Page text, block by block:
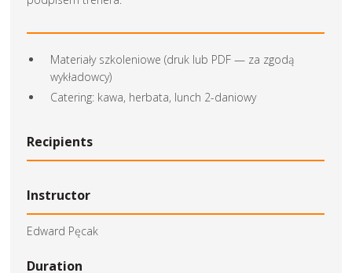
Materiały szkoleniowe (druk lub PDF — za zgodą
wykładowcy)
Catering: kawa, herbata, lunch 2-daniowy
Recipients
Instructor
Edward Pęcak
Duration